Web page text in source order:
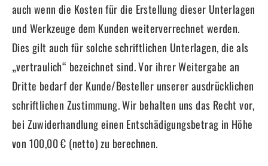
auch wenn die Kosten für die Erstellung dieser Unterlagen
und Werkzeuge dem Kunden weiterverrechnet werden.
Dies gilt auch für solche schriftlichen Unterlagen, die als
„vertraulich“ bezeichnet sind. Vor ihrer Weitergabe an
Dritte bedarf der Kunde/Besteller unserer ausdrücklichen
schriftlichen Zustimmung. Wir behalten uns das Recht vor,
bei Zuwiderhandlung einen Entschädigungsbetrag in Höhe
von 100,00 € (netto) zu berechnen.